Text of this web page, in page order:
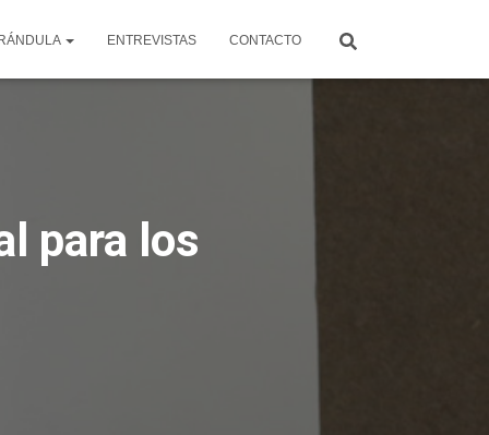
ENTREVISTAS CONTACTO
para los